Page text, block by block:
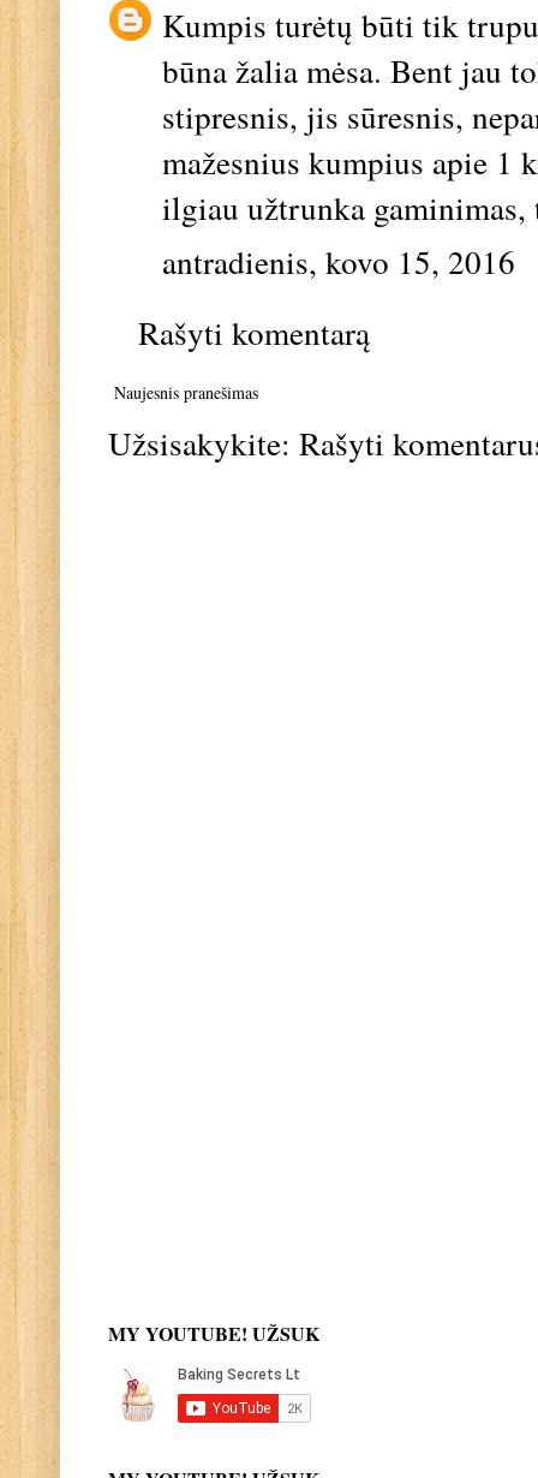
Kumpis turėtų būti tik
būna žalia mėsa. Bent jau
stipresnis, jis sūresnis,
mažesnius kumpius apie 1
ilgiau užtrunka gaminimas,
antradienis, kovo 15, 2016
Rašyti komentarą
Naujesnis pranešimas
Užsisakykite: Rašyti
MY YOUTUBE! UŽSUK